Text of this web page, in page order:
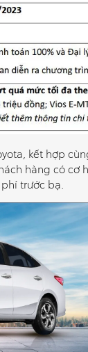
kết hợp
hàng có cơ
trước bạ.